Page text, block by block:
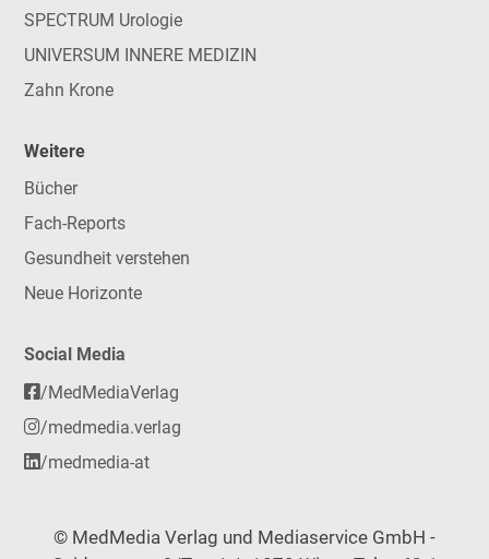
SPECTRUM Urologie
UNIVERSUM INNERE MEDIZIN
Zahn Krone
Weitere
Bücher
Fach-Reports
Gesundheit verstehen
Neue Horizonte
Social Media
/MedMediaVerlag
/medmedia.verlag
/medmedia-at
© MedMedia Verlag und Mediaservice GmbH -